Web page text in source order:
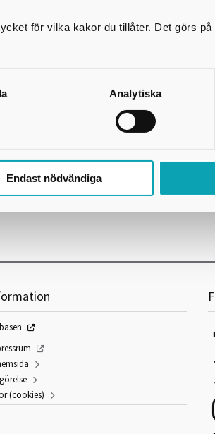
för vilka kakor du tillåter. Det görs
Analytiska
Endast nödvändiga
uppdrag för ett museum. Allt samlande sker
kommande generationer. På Konstmuseet
här och nu. Då varje tid har sin berättelse
som kommer att glömmas bort. Detta fick oss
Vi vet ju vilka klassikerna från den tiden är, men
i museet och berätta mer om hur vi har tänkt
(cookies)